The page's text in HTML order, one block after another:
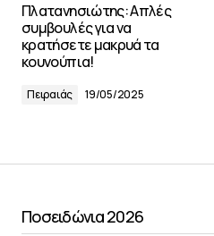
Πλατανησιώτης: Απλές
συμβουλές για να
κρατήσετε μακρυά τα
κουνούπια!
Πειραιάς 19/05/2025
Ποσειδώνια 2026